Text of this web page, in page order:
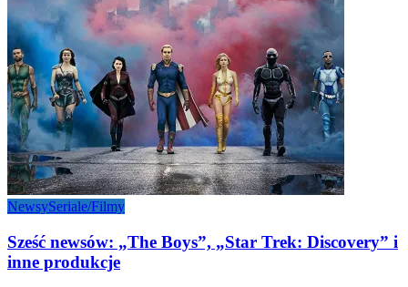
NewsySeriale/Filmy
Sześć newsów: „The Boys”, „Star Trek: Discovery” i
inne produkcje